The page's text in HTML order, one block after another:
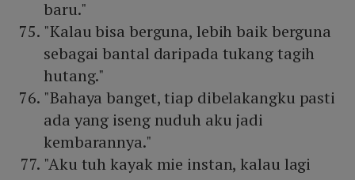
baru."
"Kalau bisa berguna, lebih baik berguna
sebagai bantal daripada tukang tagih
hutang."
"Bahaya banget, tiap dibelakangku pasti
ada yang iseng nuduh aku jadi
kembarannya."
"Aku tuh kayak mie instan, kalau lagi